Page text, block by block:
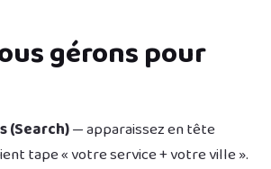
gérons pour
(Search)— apparaissez en tête
tape « votre service + votre ville ».